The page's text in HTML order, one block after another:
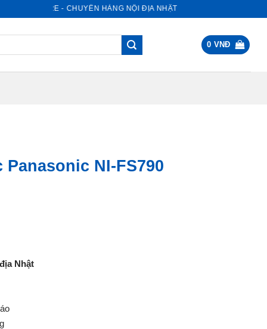
STORE - CHUYÊN HÀNG NỘI ĐỊA NHẬT
0 VNĐ
NI-FS790
Nhật